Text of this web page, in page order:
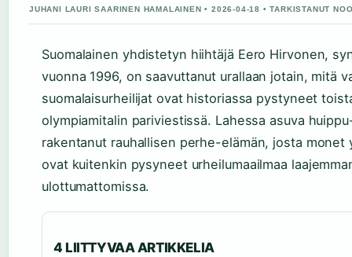
JUHANI LAURI SAARINEN HAMALAINEN • 2026-04-18 • TARKISTANUT
Suomalainen yhdistetyn hiihtäjä Eero Hirvonen,
vuonna 1996, on saavuttanut urallaan jotain, mitä
suomalaisurheilijat ovat historiassa pystyneet
olympiamitalin pariviestissä. Lahessa asuva
rakentanut rauhallisen perhe-elämän, josta monet
ovat kuitenkin pysyneet urheilumaailmaa
ulottumattomissa.
4 LIITTYVAA ARTIKKELIA